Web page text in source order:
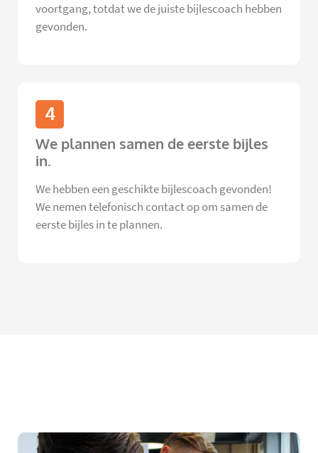
voortgang, totdat we de juiste bijlescoach hebben
gevonden.
4
We plannen samen de eerste bijles
in.
We hebben een geschikte bijlescoach gevonden!
We nemen telefonisch contact op om samen de
eerste bijles in te plannen.